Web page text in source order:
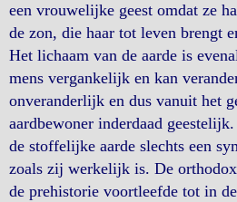
een vrouwelijke geest omdat ze
de zon, die haar tot leven brengt
Het lichaam van de aarde is
mens vergankelijk en kan
onveranderlijk en dus vanuit het
aardbewoner inderdaad
de stoffelijke aarde slechts een
zoals zij werkelijk is. De
de prehistorie voortleefde tot in